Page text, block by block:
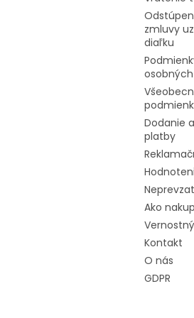
zmluvy
diaľku
Dodanie
platby
Ako
Kontakt
O nás
GDPR